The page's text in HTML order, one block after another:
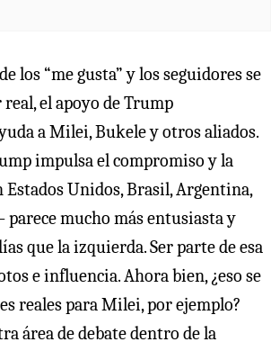
los “me gusta” y los seguidores se
el apoyo de Trump
a Milei, Bukele y otros aliados.
impulsa el compromiso y la
Estados Unidos, Brasil, Argentina,
parece mucho más entusiasta y
que la izquierda. Ser parte de esa
e influencia. Ahora bien, ¿eso se
reales para Milei, por ejemplo?
área de debate dentro de la